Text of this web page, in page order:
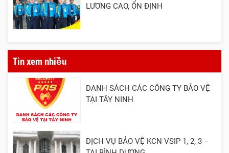
LƯƠNG CAO, ỔN ĐỊNH
Tin xem nhiều
DANH SÁCH CÁC CÔNG TY BẢO VỆ
TẠI TÂY NINH
DỊCH VỤ BẢO VỆ KCN VSIP 1, 2, 3 –